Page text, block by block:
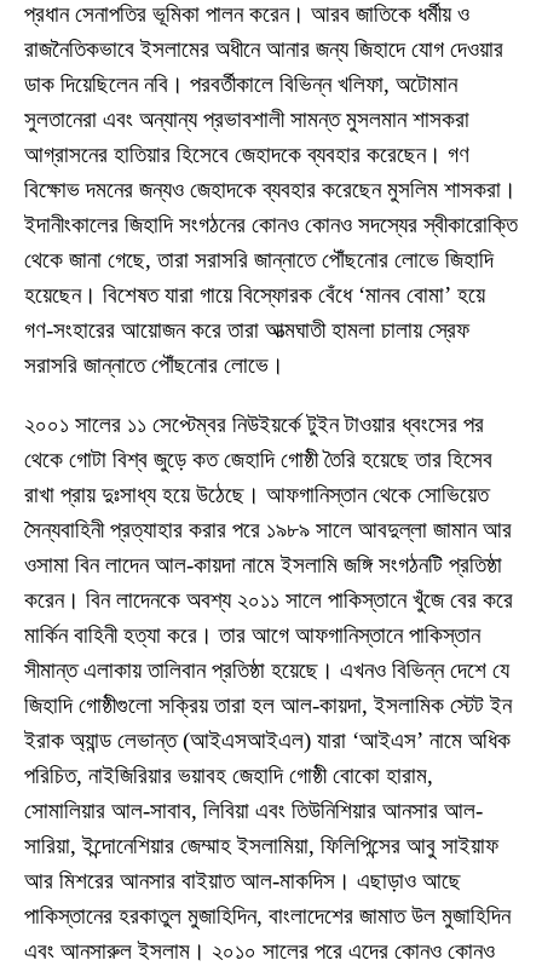
প্রধান সেনাপতির ভূমিকা পালন করেন। আরব জাতিকে ধর্মীয় ও
রাজনৈতিকভাবে ইসলামের অধীনে আনার জন্য জিহাদে যোগ দেওয়ার
ডাক দিয়েছিলেন নবি। পরবর্তীকালে বিভিন্ন খলিফা, অটোমান
সুলতানেরা এবং অন্যান্য প্রভাবশালী সামন্ত মুসলমান শাসকরা
আগ্রাসনের হাতিয়ার হিসেবে জেহাদকে ব্যবহার করেছেন। গণ
বিক্ষোভ দমনের জন্যও জেহাদকে ব্যবহার করেছেন মুসলিম শাসকরা।
ইদানীংকালের জিহাদি সংগঠনের কোনও কোনও সদস্যের স্বীকারোক্তি
থেকে জানা গেছে, তারা সরাসরি জান্নাতে পৌঁছনোর লোভে জিহাদি
হয়েছেন। বিশেষত যারা গায়ে বিস্ফোরক বেঁধে ‘মানব বোমা’ হয়ে
গণ-সংহারের আয়োজন করে তারা আত্মঘাতী হামলা চালায় স্রেফ
সরাসরি জান্নাতে পৌঁছনোর লোভে।
২০০১ সালের ১১ সেপ্টেম্বর নিউইয়র্কে টুইন টাওয়ার ধ্বংসের পর
থেকে গোটা বিশ্ব জুড়ে কত জেহাদি গোষ্ঠী তৈরি হয়েছে তার হিসেব
রাখা প্রায় দুঃসাধ্য হয়ে উঠেছে। আফগানিস্তান থেকে সোভিয়েত
সৈন্যবাহিনী প্রত্যাহার করার পরে ১৯৮৯ সালে আবদুল্লা জামান আর
ওসামা বিন লাদেন আল-কায়দা নামে ইসলামি জঙ্গি সংগঠনটি প্রতিষ্ঠা
করেন। বিন লাদেনকে অবশ্য ২০১১ সালে পাকিস্তানে খুঁজে বের করে
মার্কিন বাহিনী হত্যা করে। তার আগে আফগানিস্তানে পাকিস্তান
সীমান্ত এলাকায় তালিবান প্রতিষ্ঠা হয়েছে। এখনও বিভিন্ন দেশে যে
জিহাদি গোষ্ঠীগুলো সক্রিয় তারা হল আল-কায়দা, ইসলামিক স্টেট ইন
ইরাক অ্যান্ড লেভান্ত (আইএসআইএল) যারা ‘আইএস’ নামে অধিক
পরিচিত, নাইজিরিয়ার ভয়াবহ জেহাদি গোষ্ঠী বোকো হারাম,
সোমালিয়ার আল-সাবাব, লিবিয়া এবং তিউনিশিয়ার আনসার আল-
সারিয়া, ইন্দোনেশিয়ার জেম্মাহ ইসলামিয়া, ফিলিপিন্সের আবু সাইয়াফ
আর মিশরের আনসার বাইয়াত আল-মাকদিস। এছাড়াও আছে
পাকিস্তানের হরকাতুল মুজাহিদিন, বাংলাদেশের জামাত উল মুজাহিদিন
এবং আনসারুল ইসলাম। ২০১০ সালের পরে এদের কোনও কোনও